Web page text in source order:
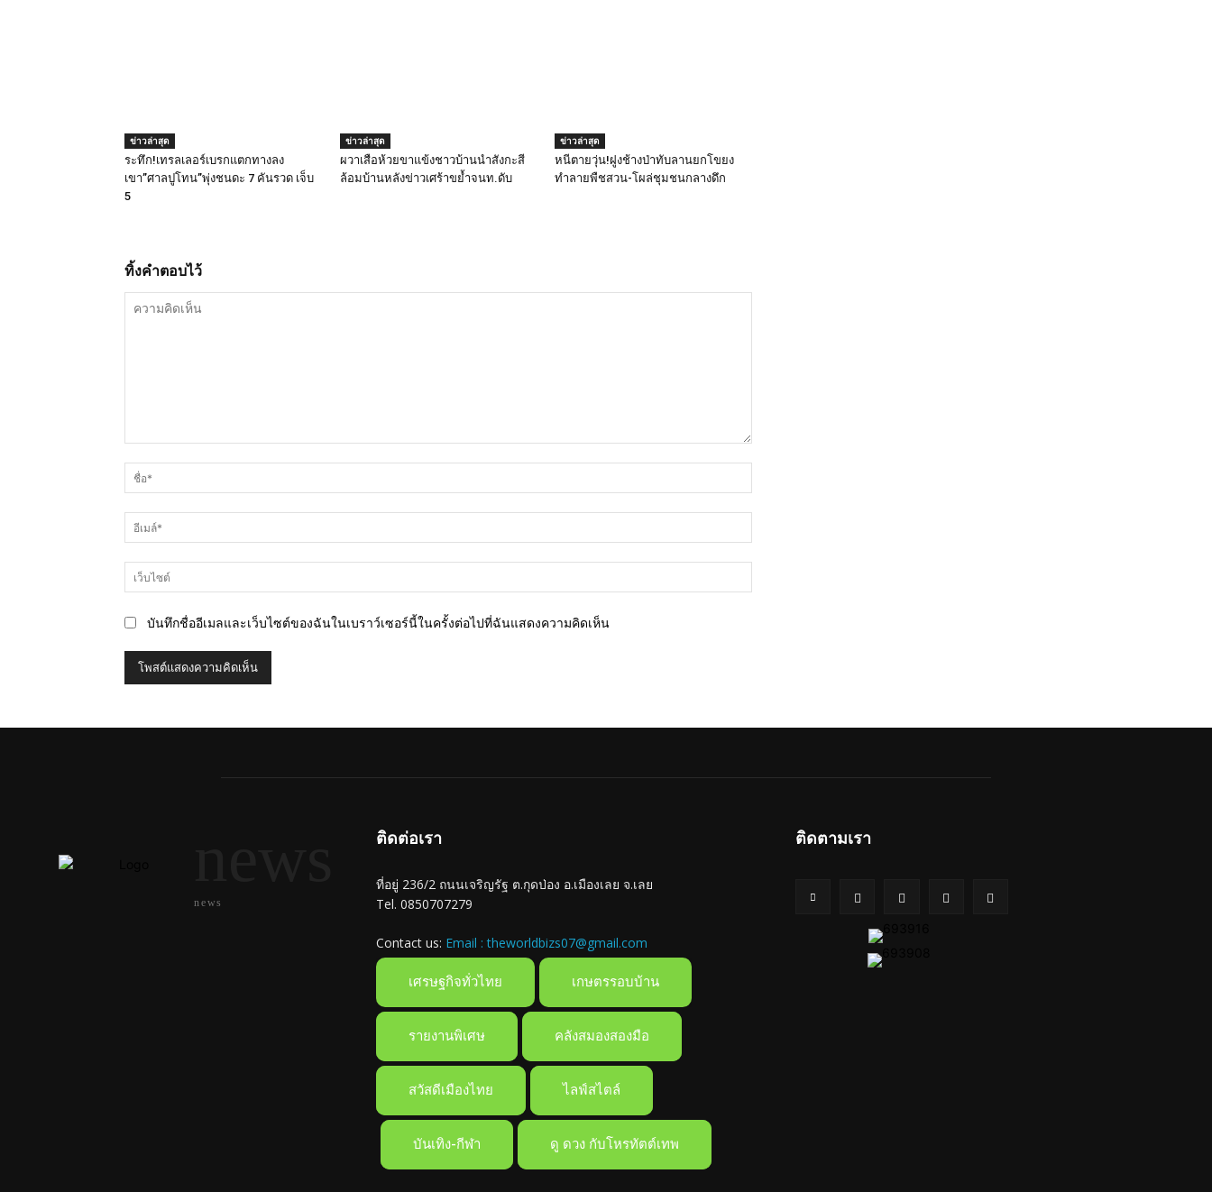
ข่าวล่าสุด
ระทึก!เทรลเลอร์เบรกแตกทางลง
เขา”ศาลปูโทน”พุ่งชนดะ 7 คันรวด เจ็บ
5
ข่าวล่าสุด
ผวาเสือห้วยขาแข้งชาวบ้านนำสังกะสี
ล้อมบ้านหลังข่าวเศร้าขย้ำจนท.ดับ
ข่าวล่าสุด
หนีตายวุ่น!ฝูงช้างป่าทับลานยกโขยง
ทำลายพืชสวน-โผล่ชุมชนกลางดึก
ทิ้งคำตอบไว้
คิด
เห็น
บันทึกชื่ออีเมลและเว็บไซต์ของฉันในเบราว์เซอร์นี้ในครั้งต่อไปที่ฉันแสดงความคิดเห็น
news
ติดต่อเรา
ที่อยู่ 236/2 ถนนเจริญรัฐ ต.กุดป่อง อ.เมืองเลย จ.เลย
Tel. 0850707279
Contact us: Email : theworldbizs07@gmail.com
เศรษฐกิจทั่วไทย เกษตรรอบบ้าน
รายงานพิเศษ คลังสมองสองมือ
สวัสดีเมืองไทย ไลฟ์สไตล์
บันเทิง-กีฬา ดู ดวง กับโหรทัตต์เทพ
ติดตามเรา